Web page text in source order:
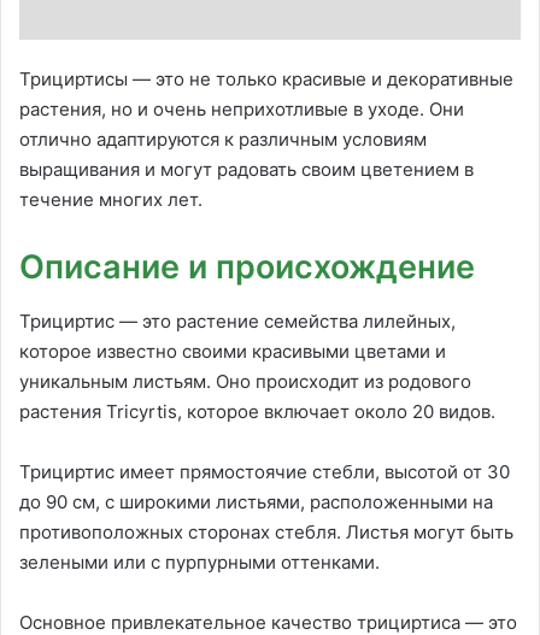
Трициртисы — это не только красивые и декоративные
растения, но и очень неприхотливые в уходе. Они
отлично адаптируются к различным условиям
выращивания и могут радовать своим цветением в
течение многих лет.
Описание и происхождение
Трициртис — это растение семейства лилейных,
которое известно своими красивыми цветами и
уникальным листьям. Оно происходит из родового
растения Tricyrtis, которое включает около 20 видов.
Трициртис имеет прямостоячие стебли, высотой от 30
до 90 см, с широкими листьями, расположенными на
противоположных сторонах стебля. Листья могут быть
зелеными или с пурпурными оттенками.
Основное привлекательное качество трициртиса — это